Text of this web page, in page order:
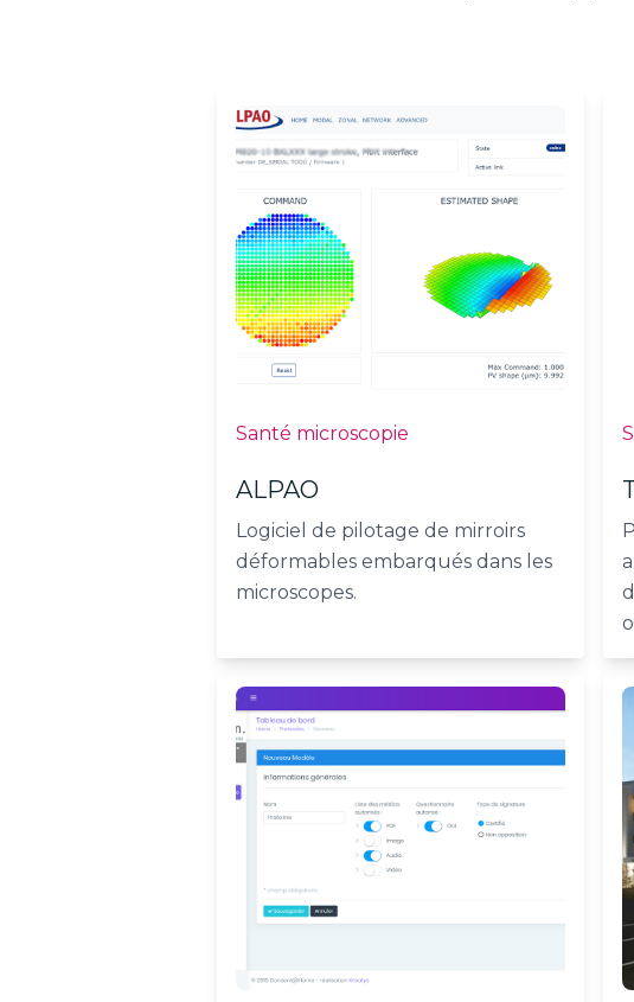
Santé microscopie
ALPAO
Logiciel de pilotage de mirroirs
déformables embarqués dans les
microscopes.